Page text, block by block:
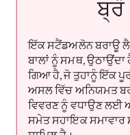
ਬ੍ਰੌ
ਇੱਕ ਸਟੈਂਡਅਲੋਨ ਬਰਾਊ
ਬਾਲਾਂ ਨੂੰ ਸਮਥ,
ਗਿਆ ਹੈ, ਜੋ ਤੁਹਾਨੂੰ ਇੱਕ
ਅਸਲ ਵਿੱਚ ਅਨਿਯਮਤ
ਵਿਵਰਣ ਨੂੰ ਵਧਾਉਣ ਲਈ
ਸਮੇਤ ਸਹਾਇਕ ਸਮਾਵਾਰ